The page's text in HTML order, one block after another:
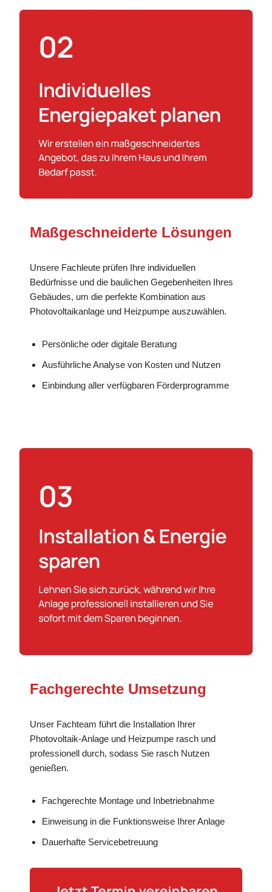
Maßgeschneiderte Lösungen
Unsere Fachleute prüfen Ihre individuellen
Bedürfnisse und die baulichen Gegebenheiten Ihres
Gebäudes, um die perfekte Kombination aus
Photovoltaikanlage und Heizpumpe auszuwählen.
Persönliche oder digitale Beratung
Ausführliche Analyse von Kosten und Nutzen
Einbindung aller verfügbaren Förderprogramme
Fachgerechte Umsetzung
Unser Fachteam führt die Installation Ihrer
Photovoltaik-Anlage und Heizpumpe rasch und
professionell durch, sodass Sie rasch Nutzen
genießen.
Fachgerechte Montage und Inbetriebnahme
Einweisung in die Funktionsweise Ihrer Anlage
Dauerhafte Servicebetreuung